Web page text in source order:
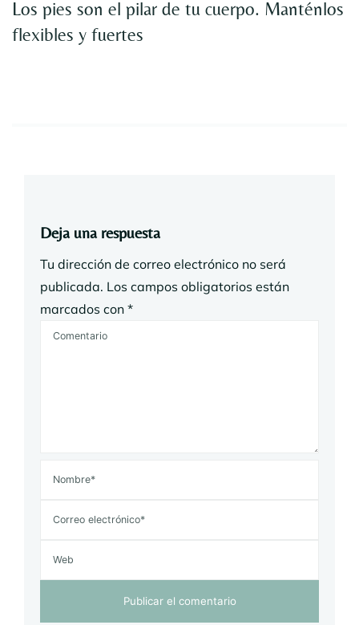
Los pies son el pilar de tu cuerpo. Manténlos
flexibles y fuertes
Deja una respuesta
Tu dirección de correo electrónico no será
publicada. Los campos obligatorios están
marcados con *